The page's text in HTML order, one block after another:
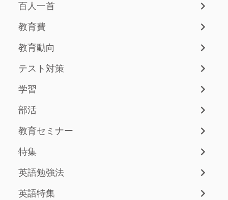
百人一首
教育費
教育動向
テスト対策
学習
部活
教育セミナー
特集
英語勉強法
英語特集